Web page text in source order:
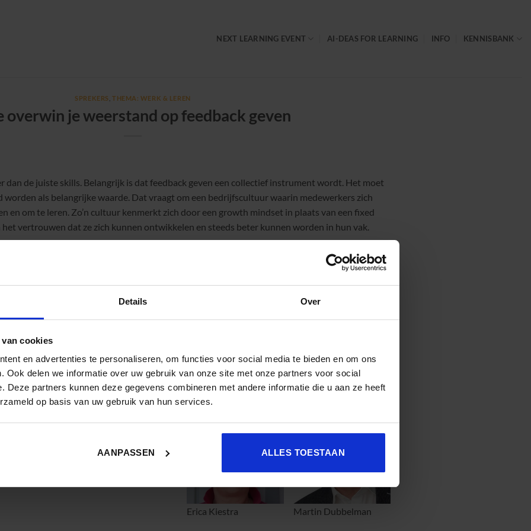
Details Over
cookies
en advertenties te personaliseren, om functies voor social media te bieden en om ons
Ook delen we informatie over uw gebruik van onze site met onze partners voor social
Deze partners kunnen deze gegevens combineren met andere informatie die u aan ze heeft
op basis van uw gebruik van hun services.
AANPASSEN ALLES TOESTAAN
NEXT LEARNING EVENT AI-DEAS FOR LEARNING INFO KENNISBANK
SPREKERS THEMA: WERK & LEREN
overwin je weerstand op feedback geven
dan de juiste skills. Belangrijk is dat feedback geven een collectief instrument wordt. Het moet
worden als belangrijke waarde. Dat vraagt om een bedrijfscultuur waarin medewerkers zich
en om te leren. Zo’n cultuur kenmerkt zich door een growth mindset in plaats van een fixed
vertrouwen dat ze zich kunnen ontwikkelen en steeds beter kunnen worden in hun vak.
een oplossing waar medewerkers zelf mee aan de slag kunnen in verloren uurtjes. Samen met
verloopt.
en Erica Kiestra, beiden werkzaam voor de afdeling Opleiden en Trainen bij RAV
als leermomenten!
Martin Dubbelman
Erica Kiestra
door